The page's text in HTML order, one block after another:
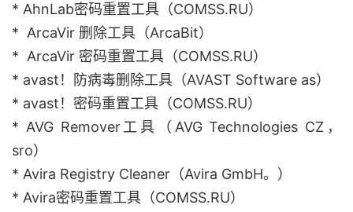
* AhnLab密码重置工具（COMSS.RU）
* ArcaVir 删除工具（ArcaBit）
* ArcaVir 密码重置工具（COMSS.RU）
* avast！防病毒删除工具（AVAST Software as）
* avast！密码重置工具（COMSS.RU）
* AVG Remover工具（AVG Technologies CZ，
sro）
* Avira Registry Cleaner（Avira GmbH。）
* Avira密码重置工具（COMSS.RU）